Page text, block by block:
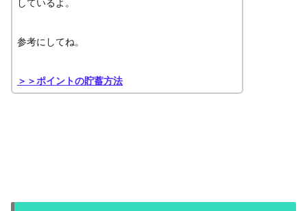
しているよ。
参考にしてね。
＞＞ポイントの貯蓄方法